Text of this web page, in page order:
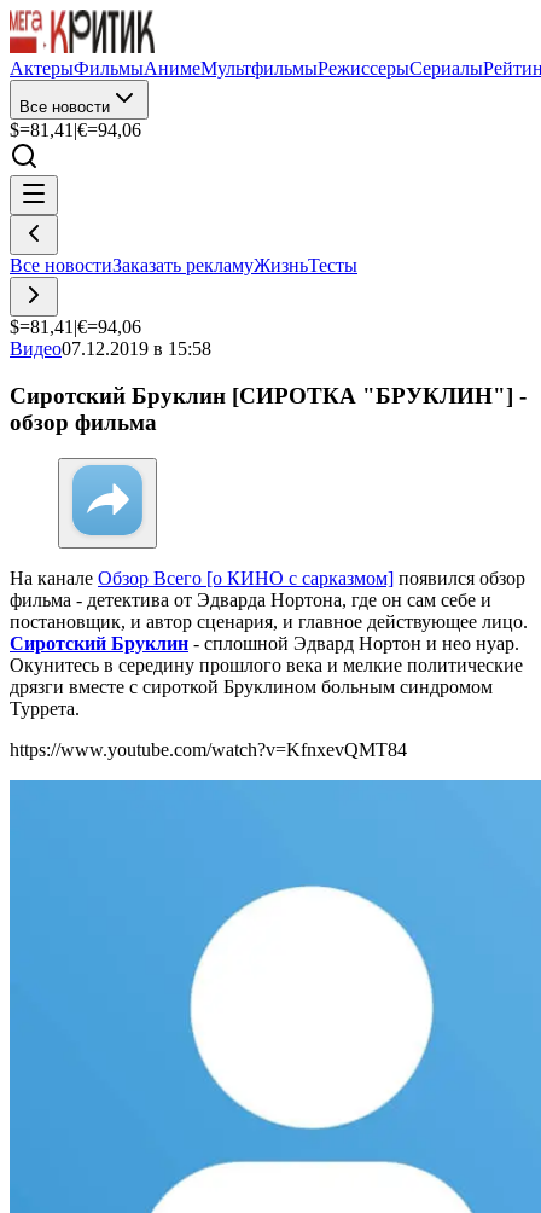
АктерыФильмыАнимеМультфильмыРежиссерыСериалы
Все новости
$=81,41 |€=94,06
Все новостиЗаказать рекламуЖизньТесты
$=81,41 |€=94,06
Видео07.12.2019 в 15:58
Сиротский Бруклин [СИРОТКА "БРУКЛИН"] -
обзор фильма
На канале Обзор Всего [о КИНО с сарказмом] появился обзор
фильма - детектива от Эдварда Нортона, где он сам себе и
постановщик, и автор сценария, и главное действующее лицо.
Сиротский Бруклин - сплошной Эдвард Нортон и нео нуар.
Окунитесь в середину прошлого века и мелкие политические
дрязги вместе с сироткой Бруклином больным синдромом
Туррета.
https://www.youtube.com/watch?v=KfnxevQMT84